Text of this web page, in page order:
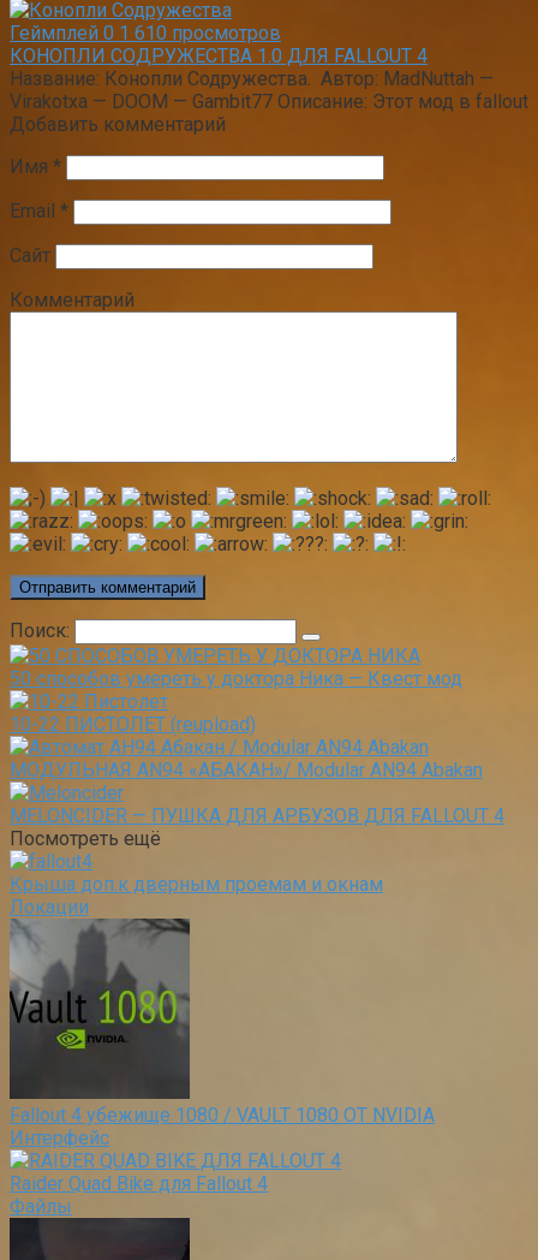
Геймплей 0 1 610 просмотров
КОНОПЛИ СОДРУЖЕСТВА 1.0 ДЛЯ FALLOUT 4
Название: Конопли Содружества. Автор: MadNuttah —
Virakotxa — DOOM — Gambit77 Описание: Этот мод в fallout
Добавить комментарий
Имя *
Email *
Сайт
Комментарий
Поиск:
50 способов умереть у доктора Ника — Квест мод
10-22 ПИСТОЛЕТ (reupload)
МОДУЛЬНАЯ AN94 «АБАКАН»/ Modular AN94 Abakan
MELONCIDER — ПУШКА ДЛЯ АРБУЗОВ ДЛЯ FALLOUT 4
Посмотреть ещё
Крыша доп.к дверным проемам и окнам
Локации
Fallout 4 убежище 1080 / VAULT 1080 ОТ NVIDIA
Интерфейс
Raider Quad Bike для Fallout 4
Файлы